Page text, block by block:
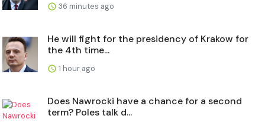
36 minutes ago
He will fight for the presidency of Krakow for
the 4th time...
1 hour ago
Does Nawrocki have a chance for a second
term? Poles talk d...